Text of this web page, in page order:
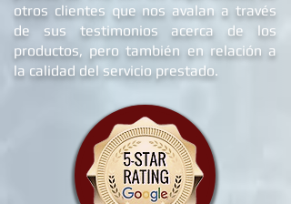
otros clientes que nos avalan a través
de sus testimonios acerca de los
productos, pero también en relación a
la calidad del servicio prestado.